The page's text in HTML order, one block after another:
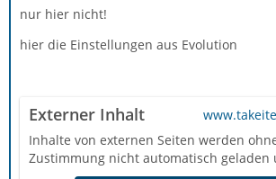
nur hier nicht!
hier die Einstellungen aus Evolution
Externer Inhalt
Inhalte von externen Seiten werden
Zustimmung nicht automatisch geladen